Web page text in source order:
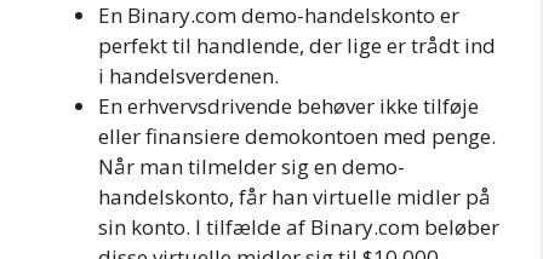
En Binary.com demo-handelskonto er
perfekt til handlende, der lige er trådt ind
i handelsverdenen.
En erhvervsdrivende behøver ikke tilføje
eller finansiere demokontoen med penge.
Når man tilmelder sig en demo-
handelskonto, får han virtuelle midler på
sin konto. I tilfælde af Binary.com beløber